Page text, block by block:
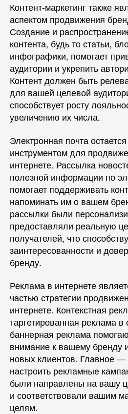
Контент-маркетинг также
аспектом продвижения
Создание и
контента, будь то статьи,
инфографики, помогает
аудитории и укрепить
Контент должен быть
для вашей целевой
способствует росту
увеличению их числа.
Электронная почта
инструментом для
интернете. Рассылка
полезной информации по
помогает поддерживать
напоминать им о вашем
рассылки были
предоставляли реальную
получателей, что
заинтересованности и
бренду.
Реклама в интернете
частью стратегии
интернете. Контекстная
таргетированная реклама в
баннерная реклама
внимание к вашему бренду
новых клиентов. Главное —
настроить рекламные
были направлены на вашу
и соответствовали вашим
целям.